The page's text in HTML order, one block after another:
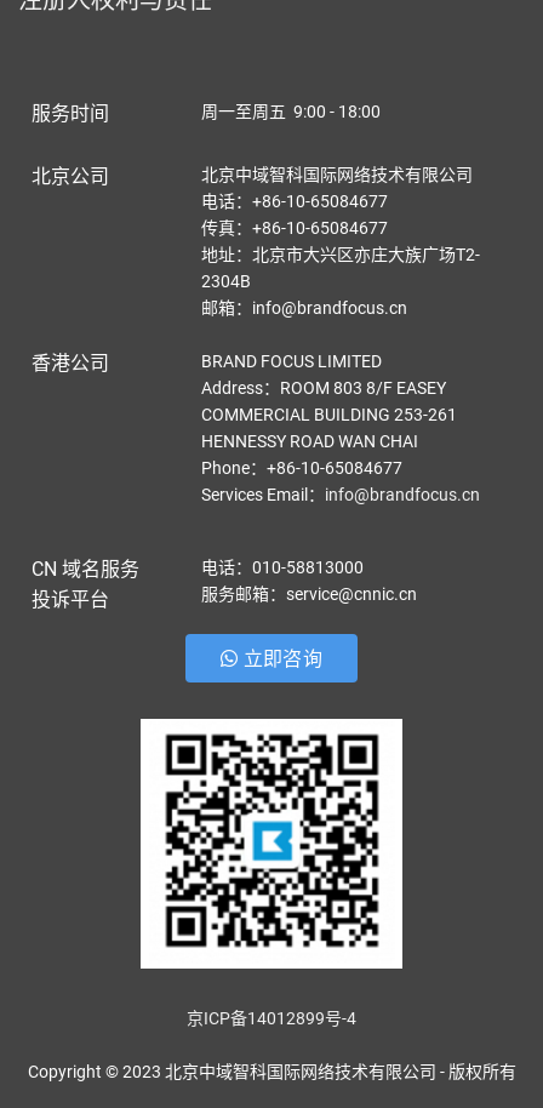
服务时间 周一至周五 9:00 - 18:00
北京公司
北京中域智科国际网络技术有限公司
电话：+86-10-65084677
传真：+86-10-65084677
地址：北京市大兴区亦庄大族广场T2-
2304B
邮箱：info@brandfocus.cn
香港公司
BRAND FOCUS LIMITED
Address：ROOM 803 8/F EASEY
COMMERCIAL BUILDING 253-261
HENNESSY ROAD WAN CHAI
Phone：+86-10-65084677
Services Email ： info@brandfocus.cn
CN 域名服务
投诉平台
电话：010-58813000
服务邮箱：service@cnnic.cn
立即咨询
京ICP备14012899号-4
Copyright © 2023 北京中域智科国际网络技术有限公司 - 版权所有